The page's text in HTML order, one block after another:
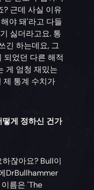
? 근데 사실 이유
야 돼'라고 다들
싫더라고요. 통
긴 하는데요, 그
되었던 다른 해적
게 엄청 재밌는
제 통계 수치가
게 정하신 건가
잖아요? Bull이
DrBullhammer
름은 'The